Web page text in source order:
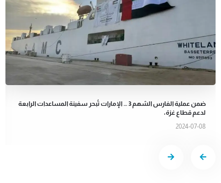
ضمن عملية الفارس الشهم 3 … الإمارات تُبحر سفينة المساعدات الرابعة
لدعم قطاع غزة،
2024-07-08